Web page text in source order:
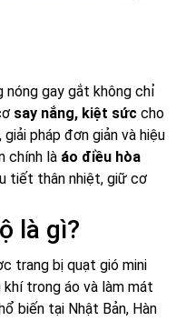
nóng gay gắt không chỉ
say nắng, kiệt sức cho
pháp đơn giản và hiệu
chính là áo điều hòa
tiết thân nhiệt, giữ cơ
là gì?
trang bị quạt gió mini
trong áo và làm mát
biến tại Nhật Bản, Hàn